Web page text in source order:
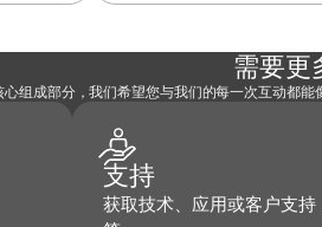
需要更
组成部分，我们希望您与我们的每一次互动都
支持
获取技术、应用或客户支